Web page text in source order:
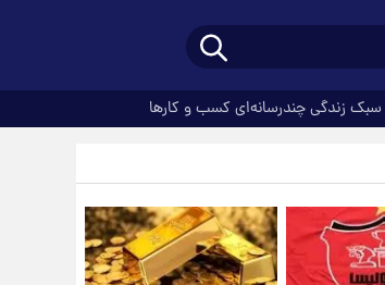
سبک زندگیچندرسانه‌ای کسب و کارها